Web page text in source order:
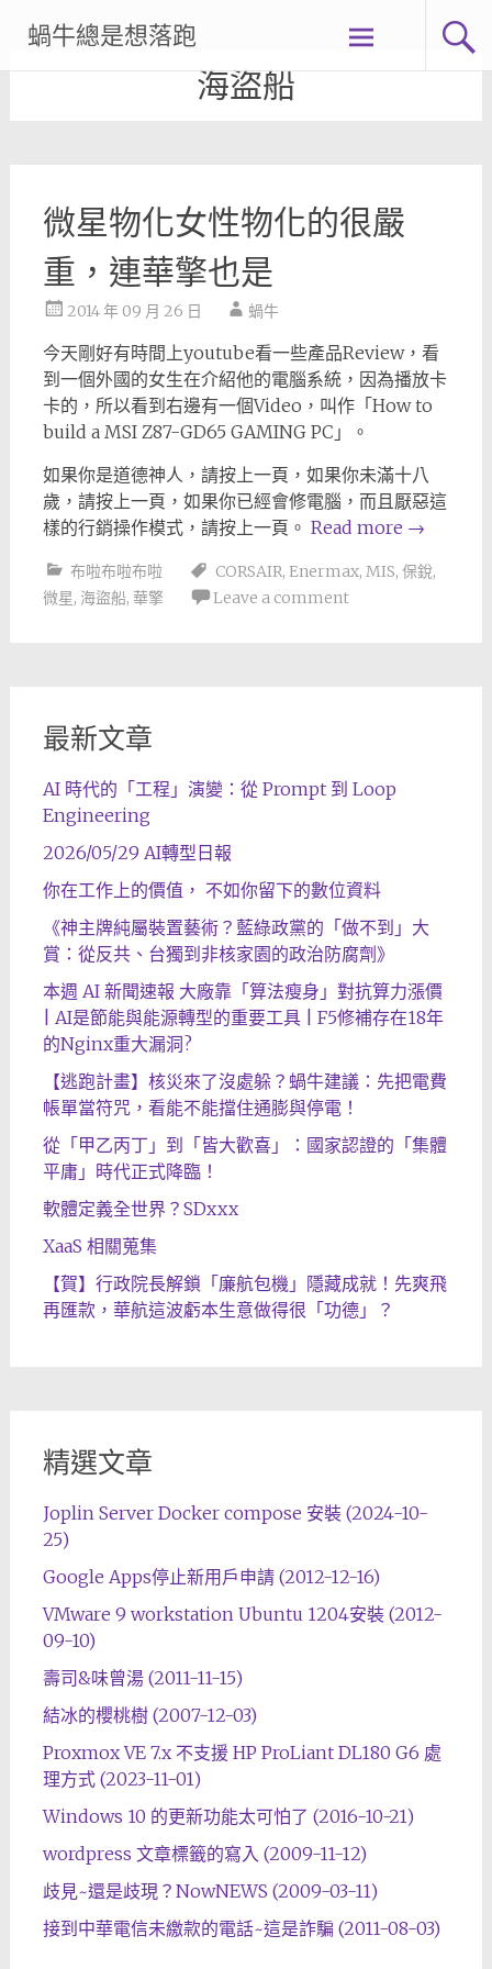
content
蝸牛總是想落跑
海盜船
微星物化女性物化的很嚴
重，連華擎也是
2014 年 09 月 26 日 蝸牛
今天剛好有時間上youtube看一些產品Review，看
到一個外國的女生在介紹他的電腦系統，因為播放卡
卡的，所以看到右邊有一個Video，叫作「How to
build a MSI Z87-GD65 GAMING PC」。
如果你是道德神人，請按上一頁，如果你未滿十八
歲，請按上一頁，如果你已經會修電腦，而且厭惡這
樣的行銷操作模式，請按上一頁。 Read more →
布啦布啦布啦 CORSAIR, Enermax, MIS, 保銳,
微星, 海盜船, 華擎 Leave a comment
最新文章
AI 時代的「工程」演變：從 Prompt 到 Loop
Engineering
2026/05/29 AI轉型日報
你在工作上的價值， 不如你留下的數位資料
《神主牌純屬裝置藝術？藍綠政黨的「做不到」大
賞：從反共、台獨到非核家園的政治防腐劑》
本週 AI 新聞速報 大廠靠「算法瘦身」對抗算力漲價
| AI是節能與能源轉型的重要工具 | F5修補存在18年
的Nginx重大漏洞?
【逃跑計畫】核災來了沒處躲？蝸牛建議：先把電費
帳單當符咒，看能不能擋住通膨與停電！
從「甲乙丙丁」到「皆大歡喜」：國家認證的「集體
平庸」時代正式降臨！
軟體定義全世界？SDxxx
XaaS 相關蒐集
【賀】行政院長解鎖「廉航包機」隱藏成就！先爽飛
再匯款，華航這波虧本生意做得很「功德」？
精選文章
Joplin Server Docker compose 安裝 (2024-10-
25)
Google Apps停止新用戶申請 (2012-12-16)
VMware 9 workstation Ubuntu 1204安裝 (2012-
09-10)
壽司&味曾湯 (2011-11-15)
結冰的櫻桃樹 (2007-12-03)
Proxmox VE 7.x 不支援 HP ProLiant DL180 G6 處
理方式 (2023-11-01)
Windows 10 的更新功能太可怕了 (2016-10-21)
wordpress 文章標籤的寫入 (2009-11-12)
歧見~還是歧現？NowNEWS (2009-03-11)
接到中華電信未繳款的電話~這是詐騙 (2011-08-03)